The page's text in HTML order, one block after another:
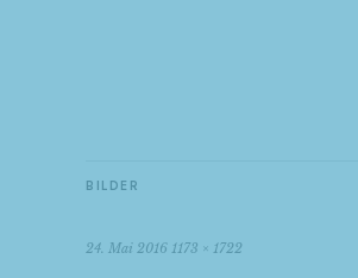
BILDER
24. Mai 2016 1173 × 1722